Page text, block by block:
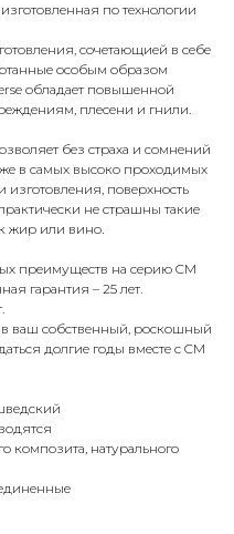
по технологии
сочетающией в себе
особым образом
обладает повышенной
плесени и гнили.
без страха и сомнений
в самых высоко проходимых
изготовления, поверхность
не страшны такие
жир или вино.
преимуществ на серию CM
гарантия – 25 лет.
ваш собственный, роскошный
долгие годы вместе с CM
композита, натурального